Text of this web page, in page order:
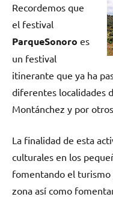
Recordemos que
el festival
ParqueSonoro es
un festival
itinerante que ya ha
diferentes localidades
Montánchez y por
La finalidad de esta
culturales en los
fomentando el turismo
zona así como